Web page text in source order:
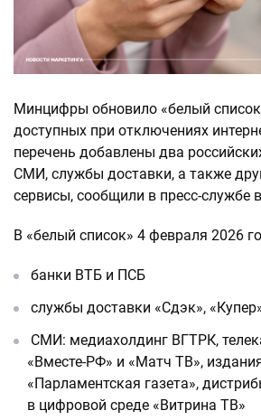
Минцифры обновило «белый
доступных при отключениях
перечень добавлены два
СМИ, службы доставки, а также
сервисы, сообщили в пресс-службе
В «белый список» 4 февраля 2026
банки ВТБ и ПСБ
службы доставки «Сдэк»,
СМИ: медиахолдинг ВГТРК,
«Вместе-РФ» и «Матч ТВ»,
«Парламентская газета»,
в цифровой среде «Витрина ТВ»